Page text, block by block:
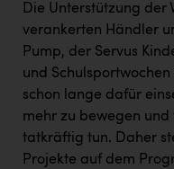
Die Unterstützung der
verankerten Händler
Pump, der Servus
und Schulsportwochen
schon lange dafür
mehr zu bewegen
tatkräftig tun. Daher
Projekte auf dem